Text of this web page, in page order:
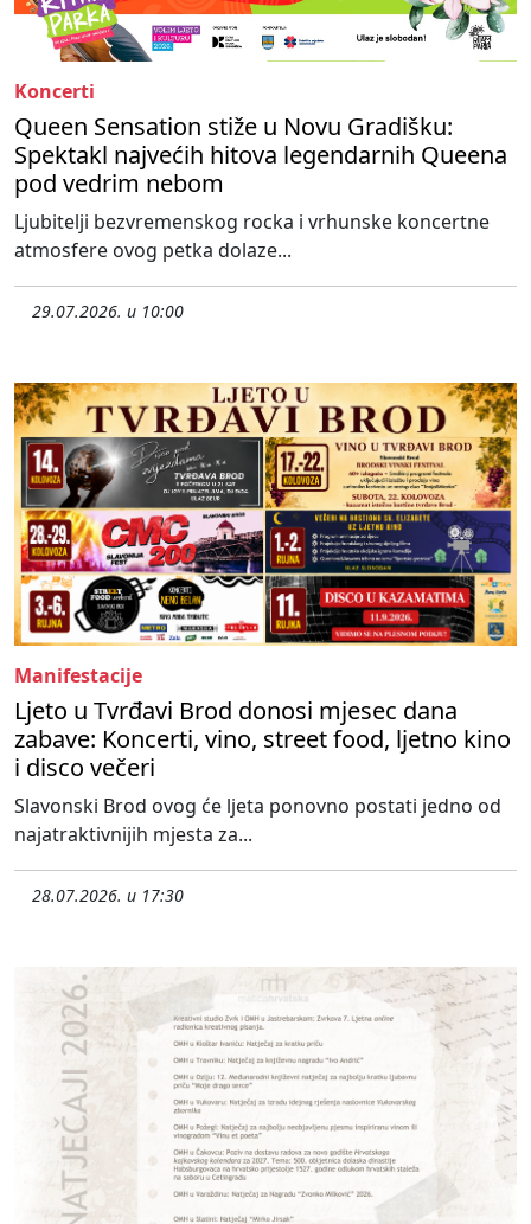
Koncerti
Queen Sensation stiže u Novu Gradišku:
Spektakl najvećih hitova legendarnih Queena
pod vedrim nebom
Ljubitelji bezvremenskog rocka i vrhunske koncertne
atmosfere ovog petka dolaze...
29.07.2026. u 10:00
Manifestacije
Ljeto u Tvrđavi Brod donosi mjesec dana
zabave: Koncerti, vino, street food, ljetno kino
i disco večeri
Slavonski Brod ovog će ljeta ponovno postati jedno od
najatraktivnijih mjesta za...
28.07.2026. u 17:30